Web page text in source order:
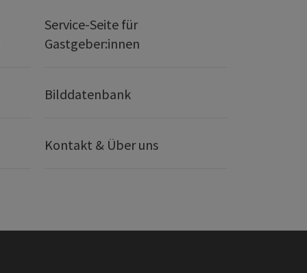
Service-Seite für
Gastgeber:innen
Bilddatenbank
Kontakt & Über uns